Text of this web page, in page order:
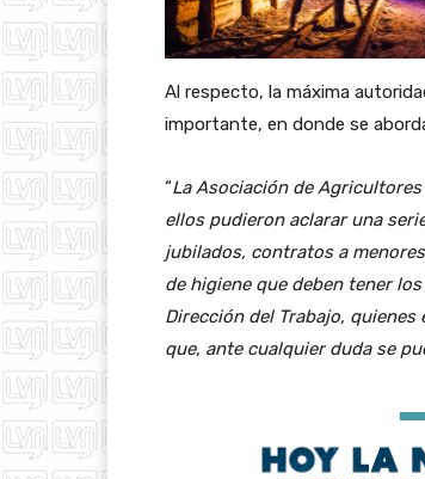
Al respecto, la máxima
importante, en donde se
“La Asociación de
ellos pudieron aclarar una
jubilados, contratos a
de higiene que deben tener
Dirección del Trabajo,
que, ante cualquier duda se